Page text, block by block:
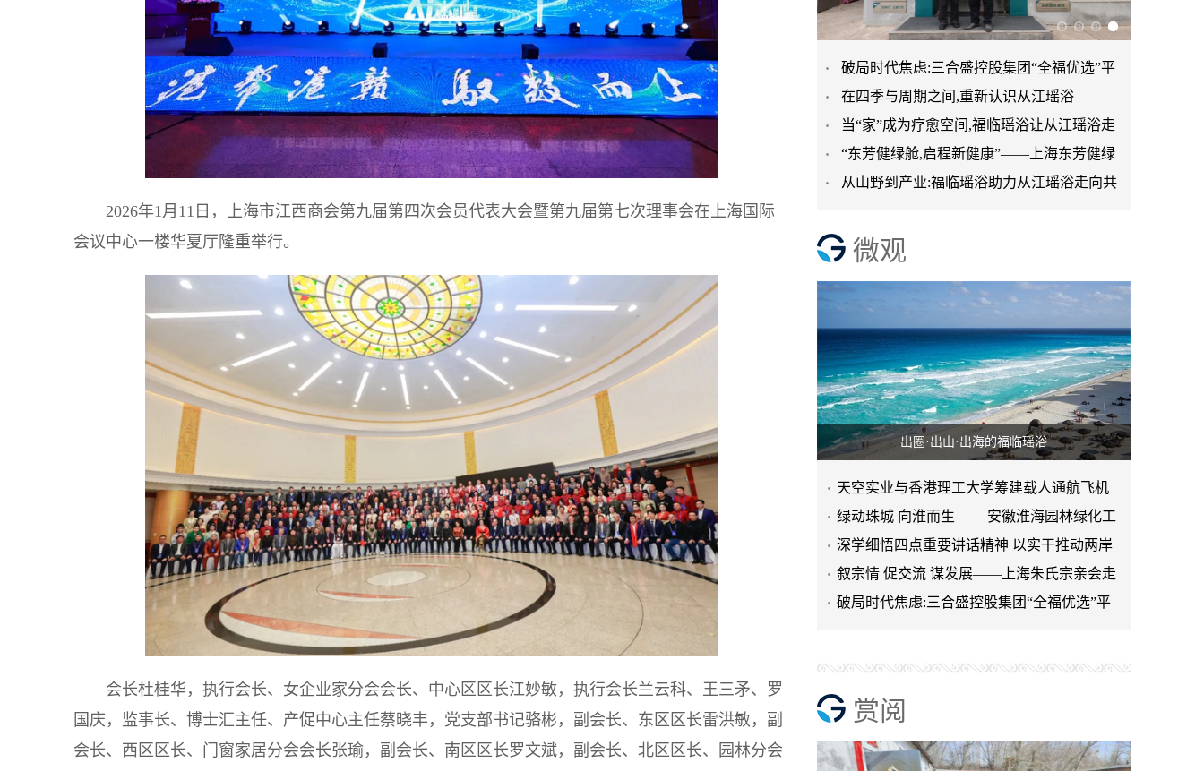
2026年1月11日，上海市江西商会第九届第四次会员代表大会暨第九届第七次理事会在上海国际
会议中心一楼华夏厅隆重举行。
会长杜桂华，执行会长、女企业家分会会长、中心区区长江妙敏，执行会长兰云科、王三矛、罗
国庆，监事长、博士汇主任、产促中心主任蔡晓丰，党支部书记骆彬，副会长、东区区长雷洪敏，副
会长、西区区长、门窗家居分会会长张瑜，副会长、南区区长罗文斌，副会长、北区区长、园林分会
破局时代焦虑:三合盛控股集团“全福优选”平
台正式启航
在四季与周期之间,重新认识从江瑶浴
当“家”成为疗愈空间,福临瑶浴让从江瑶浴走
进日常生活
“东芳健绿舱,启程新健康”——上海东芳健绿
AI智能养身舱品牌发
从山野到产业:福临瑶浴助力从江瑶浴走向共
微观
出圈·出山·出海的福临瑶浴
天空实业与香港理工大学筹建载人通航飞机
研究院
绿动珠城 向淮而生 ——安徽淮海园林绿化工
程有限公司发展纪实
深学细悟四点重要讲话精神 以实干推动两岸
融合发展
叙宗情 促交流 谋发展——上海朱氏宗亲会走
进上海晨烨家具有限公
破局时代焦虑:三合盛控股集团“全福优选”平
赏阅